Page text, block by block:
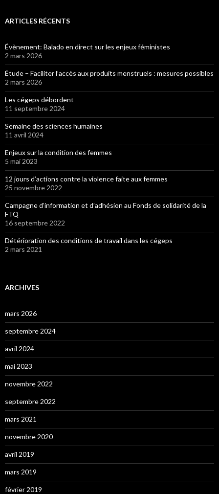
ARTICLES RÉCENTS
Évènement: Balado en direct sur les enjeux féministes
2 mars 2026
Étude – Faciliter l’accès aux produits menstruels : mesures possibles
2 mars 2026
Les cégeps débordent
11 septembre 2024
Semaine des sciences humaines
11 avril 2024
Enjeux sur la condition des femmes
5 mai 2023
12 jours d’actions contre la violence faite aux femmes
25 novembre 2022
Campagne d’information et d’adhésion au Fonds de solidarité de la
FTQ
16 septembre 2022
Détérioration des conditions de travail dans les cégeps
2 mars 2021
ARCHIVES
mars 2026
septembre 2024
avril 2024
mai 2023
novembre 2022
septembre 2022
mars 2021
novembre 2020
avril 2019
mars 2019
février 2019